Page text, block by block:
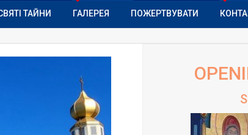
ТАЙНИ ГАЛЕРЕЯ ПОЖЕРТВУВАТИ